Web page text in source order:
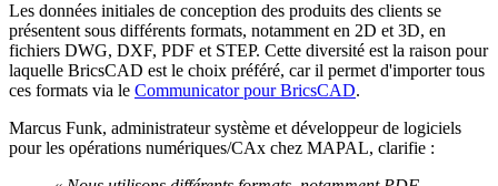
Les données initiales de conception des produits des clients se
présentent sous différents formats, notamment en 2D et 3D, en
fichiers DWG, DXF, PDF et STEP. Cette diversité est la raison pour
laquelle BricsCAD est le choix préféré, car il permet d'importer tous
ces formats via le Communicator pour BricsCAD.
Marcus Funk, administrateur système et développeur de logiciels
pour les opérations numériques/CAx chez MAPAL, clarifie :